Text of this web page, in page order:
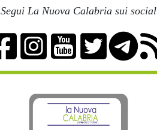
Segui La Nuova Calabria sui social